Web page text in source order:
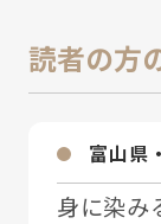
読者の方
富⼭県
⾝に染み